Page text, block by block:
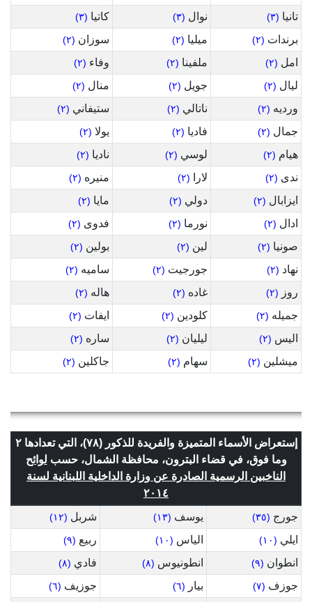
تانيا (٣) نوال (٣) كاتيا (٣)
برندات (٢) ميليا (٢) سوزان (٢)
امل (٢) ملفينا (٢) وفاء (٢)
ليال (٢) جويل (٢) منال (٢)
ورديه (٢) ناتالي (٢) ستيفاني (٢)
جمال (٢) فاديا (٢) يولا (٢)
هيام (٢) لوسي (٢) ناديا (٢)
ندى (٢) لارا (٢) منيره (٢)
ايزابال (٢) دولي (٢) مايا (٢)
ادال (٢) نورما (٢) فدوى (٢)
صونيا (٢) لين (٢) بولين (٢)
نهاد (٢) جورجيت (٢) ساميه (٢)
روز (٢) غاده (٢) هاله (٢)
جميله (٢) كلودين (٢) ايفات (٢)
اليس (٢) ليليان (٢) ساره (٢)
ميشلين (٢) سهام (٢) جاكلين (٢)
إستعراض الأسماء المتميزة والفريدة للذكور (٧٨)، التي تعدادها ٢
وما فوق، في قضاء البترون، محافظة الشمال، حسب لوائح
الناخبين الرسمية الصادرة عن وزارة الداخلية اللبنانية لسنة
٢٠١٤
جورج (٣٥) يوسف (١٣) شربل (١٢)
ايلي (١٠) الياس (١٠) ربيع (٩)
انطوان (٩) انطونيوس (٨) فادي (٨)
جوزف (٧) بيار (٦) جوزيف (٦)